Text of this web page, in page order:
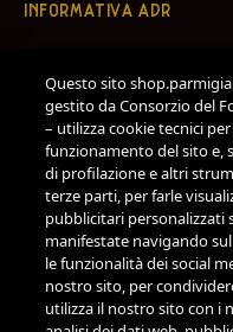
INFORMATIVA ADR
COOKIE POLICY
GESTIONE PREFERENZE
REGOLAMENTO
TERMINI E CONDIZIONI DI
Questo sito
gestito da Consorzio del
– utilizza cookie tecnici
funzionamento del sito e,
di profilazione e altri
terze parti, per farle
pubblicitari personalizzati
manifestate navigando
le funzionalità dei social
nostro sito, per
utilizza il nostro sito con i